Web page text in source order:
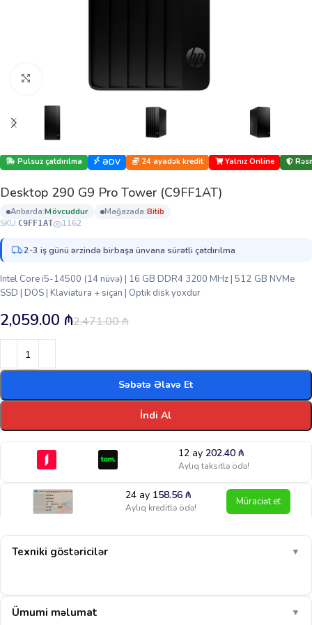
Böyütmək üçün klikləyin
Pulsuz çatdırılma ƏDV 24 ayadək kredit Yalnız Online
Desktop 290 G9 Pro Tower (C9FF1AT)
anbarda: mövcuddur mağazada:
bi̇ti̇b
SKU:C9FF1AT 1162
2-3 iş günü ərzində birbaşa ünvana sürətli çatdırılma
Intel Core i5-14500 (14 nüvə) | 16 GB DDR4 3200 MHz | 512 GB NVMe
SSD | DOS | Klaviatura + siçan | Optik disk yoxdur
2,471.00₼
2,059.00 ₼
Səbətə Əlavə Et
İndi Al
12 ay 202.40 ₼
Aylıq taksitlə ödə!
24 ay 158.56₼
Aylıq kreditlə ödə! Müraciət et
Texniki göstəricilər ▼
Ümumi məlumat ▼